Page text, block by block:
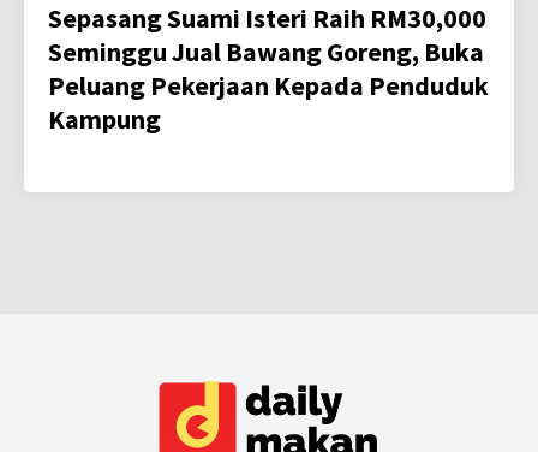
Sepasang Suami Isteri Raih RM30,000
Seminggu Jual Bawang Goreng, Buka
Peluang Pekerjaan Kepada Penduduk
Kampung